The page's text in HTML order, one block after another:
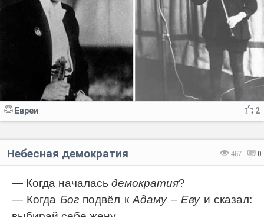
2
Евреи
467 0
Небесная демократия
— Когда началась демократия?
— Когда Богподвёл кАдаму–Евуи сказал: